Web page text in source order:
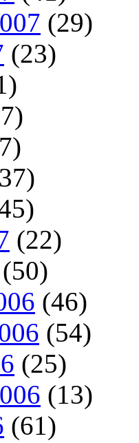
(29)
(23)
(22)
(50)
(46)
(54)
(25)
(13)
(61)